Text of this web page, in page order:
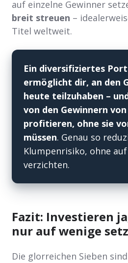
auf einzelne Gewinner
breit streuen –
Titel weltweit.
Ein diversifiziertes
ermöglicht dir, an den
heute teilzuhaben –
von den Gewinnern
profitieren, ohne sie
müssen. Genau so
Klumpenrisiko, ohne
verzichten.
Fazit: Investieren
nur auf wenige
Die glorreichen Sieben